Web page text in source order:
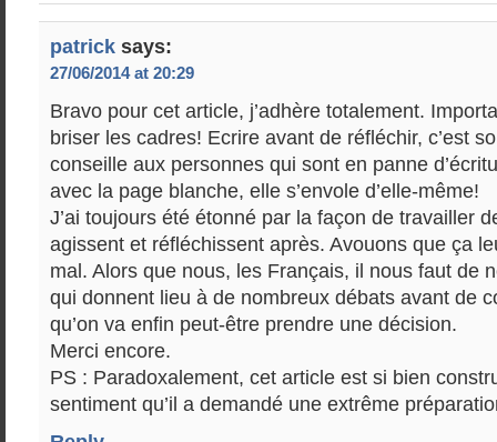
patrick says:
27/06/2014 at 20:29
Bravo pour cet article, j’adhère totalement.
briser les cadres! Ecrire avant de réfléchir, c’est
conseille aux personnes qui sont en panne
avec la page blanche, elle s’envole d’elle-même!
J’ai toujours été étonné par la façon de travailler
agissent et réfléchissent après. Avouons que ça
mal. Alors que nous, les Français, il nous faut de
qui donnent lieu à de nombreux débats avant de
qu’on va enfin peut-être prendre une décision.
Merci encore.
PS : Paradoxalement, cet article est si bien
sentiment qu’il a demandé une extrême